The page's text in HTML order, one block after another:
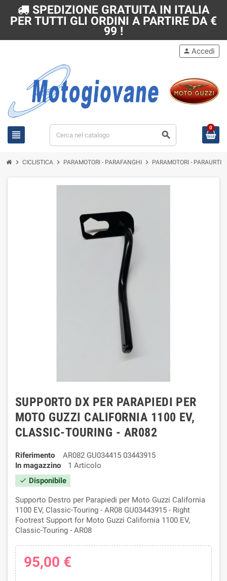
SPEDIZIONE GRATUITA IN ITALIA
PER TUTTI GLI ORDINI A PARTIRE DA €
99 !
view_headline search
person Accedi
0
chevron_right CICLISTICA chevron_right PARAMOTORI - PARAFANGHI chevron_right PARAMOTORI - PARAURTI
SUPPORTO DX PER PARAPIEDI PER
MOTO GUZZI CALIFORNIA 1100 EV,
CLASSIC-TOURING - AR082
Riferimento
AR082 GU034415 03443915
In magazzino
1 Articolo
check Disponibile
Supporto Destro per Parapiedi per Moto Guzzi California
1100 EV, Classic-Touring - AR08 GU03443915 - Right
Footrest Support for Moto Guzzi California 1100 EV,
Classic-Touring - AR08
95,00 €